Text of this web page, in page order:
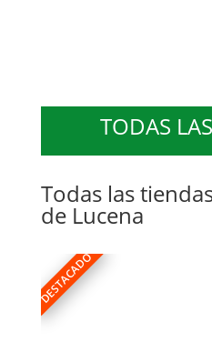
informática, etc… Un gran
bazar donde encontrar lo
que necesites o lo quieras
vender, porque si no lo
Tenemos artículos de jardín,
TODAS
Todas las
de Lucena
DESTACADO